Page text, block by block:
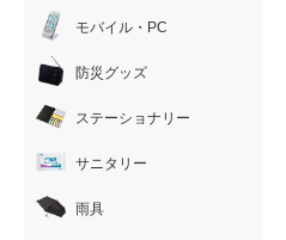
モバイル・PC
防災グッズ
ステーショナリー
サニタリー
雨具